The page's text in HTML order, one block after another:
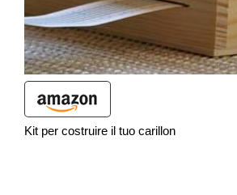
Kit per costruire il tuo carillon